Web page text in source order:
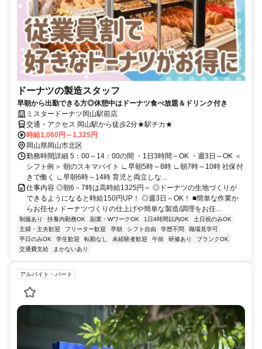
ドーナツの製造スタッフ
早朝から出勤できる方◎休憩中はドーナツ食べ放題＆ドリンク付き
ミスタードーナツ岡山駅前店
交通・アクセス 岡山駅から徒歩2分★駅チカ★
時給1,060円～1,325円
岡山県岡山市北区
勤務時間詳細 5：00～14：00の間 ・1日3時間～OK ・週3日～OK ＜
シフト例＞ 朝のスキマバイト ∟早朝5時～8時 ∟朝7時～10時 社保付
きで働く ∟早朝6時～14時 育児と両立しな...
仕事内容 ◎朝6－7時は高時給1325円～ ◎ドーナツの生地づくりが
できるようになると時給150円UP！ ◎週3日～OK！ ■簡単な作業か
らお任せ♪ ドーナツづくりの仕上げや簡単な製造/調理をお任...
制服あり 扶養内勤務OK 副業・WワークOK 1日4時間以内OK
土日祝のみOK
主婦・主夫歓迎
フリーター歓迎 早朝 シフト自由 学歴不問
職場見学可
平日のみOK
学生歓迎 転勤なし 未経験者歓迎 午前 研修あり
ブランクOK
交通費支給
まかないあり
アルバイト・パート